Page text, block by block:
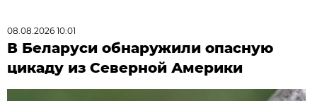
08.08.2026 10:01
В Беларуси обнаружили опасную
цикаду из Северной Америки